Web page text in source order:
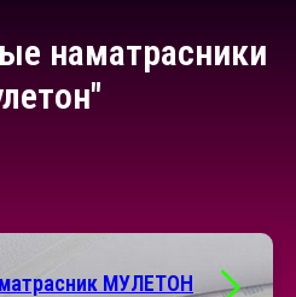
наматрасники
МУЛЕТОН